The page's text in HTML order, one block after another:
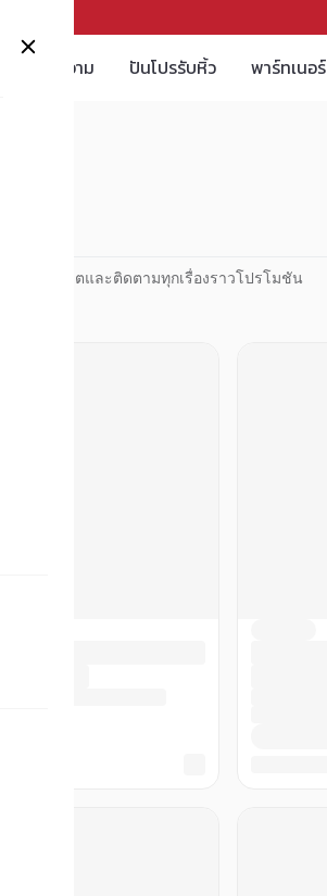
บทความ ปันโปรรับหิ้ว พาร์ทเนอร์
ชัน อัปเดตและติดตามทุกเรื่องราวโปรโมชัน